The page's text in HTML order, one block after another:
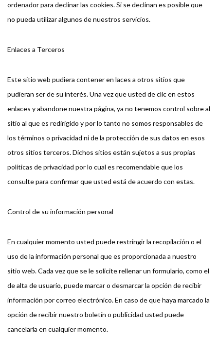
ordenador para declinar las cookies. Si se declinan es posible que
no pueda utilizar algunos de nuestros servicios.
Enlaces a Terceros
Este sitio web pudiera contener en laces a otros sitios que
pudieran ser de su interés. Una vez que usted de clic en estos
enlaces y abandone nuestra página, ya no tenemos control sobre al
sitio al que es redirigido y por lo tanto no somos responsables de
los términos o privacidad ni de la protección de sus datos en esos
otros sitios terceros. Dichos sitios están sujetos a sus propias
políticas de privacidad por lo cual es recomendable que los
consulte para confirmar que usted está de acuerdo con estas.
Control de su información personal
En cualquier momento usted puede restringir la recopilación o el
uso de la información personal que es proporcionada a nuestro
sitio web. Cada vez que se le solicite rellenar un formulario, como el
de alta de usuario, puede marcar o desmarcar la opción de recibir
información por correo electrónico. En caso de que haya marcado la
opción de recibir nuestro boletín o publicidad usted puede
cancelarla en cualquier momento.